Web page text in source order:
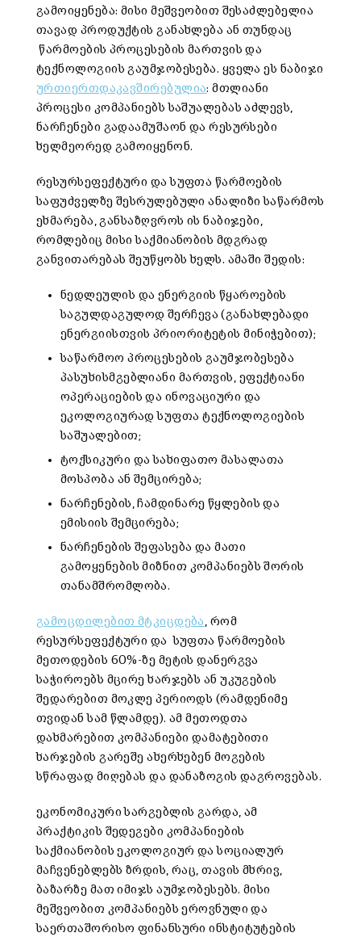
გამოიყენება: მისი მეშვეობით შესაძლებელია
თავად პროდუქტის განახლება ან თუნდაც
წარმოების პროცესების მართვის და
ტექნოლოგიის გაუმჯობესება. ყველა ეს ნაბიჯი
ურთიერთდაკავშირებულია: მთლიანი
პროცესი კომპანიებს საშუალებას აძლევს,
ნარჩენები გადაამუშაონ და რესურსები
ხელმეორედ გამოიყენონ.
რესურსეფექტური და სუფთა წარმოების
საფუძველზე შესრულებული ანალიზი საწარმოს
ეხმარება, განსაზღვროს ის ნაბიჯები,
რომლებიც მისი საქმიანობის მდგრად
განვითარებას შეუწყობს ხელს. ამაში შედის:
ნედლეულის და ენერგიის წყაროების
საგულდაგულოდ შერჩევა (განახლებადი
ენერგიისთვის პრიორიტეტის მინიჭებით);
საწარმოო პროცესების გაუმჯობესება
პასუხისმგებლიანი მართვის, ეფექტიანი
ოპერაციების და ინოვაციური და
ეკოლოგიურად სუფთა ტექნოლოგიების
საშუალებით;
ტოქსიკური და სახიფათო მასალათა
მოსპობა ან შემცირება;
ნარჩენების, ჩამდინარე წყლების და
ემისიის შემცირება;
ნარჩენების შეფასება და მათი
გამოყენების მიზნით კომპანიებს შორის
თანამშრომლობა.
გამოცდილებით მტკიცდება , რომ
რესურსეფექტური და სუფთა წარმოების
მეთოდების 60%-ზე მეტის დანერგვა
საჭიროებს მცირე ხარჯებს ან უკუგების
შედარებით მოკლე პერიოდს (რამდენიმე
თვიდან სამ წლამდე). ამ მეთოდთა
დახმარებით კომპანიები დამატებითი
ხარჯების გარეშე ახერხებენ მოგების
სწრაფად მიღებას და დანაზოგის დაგროვებას.
ეკონომიკური სარგებლის გარდა, ამ
პრაქტიკის შედეგები კომპანიების
საქმიანობის ეკოლოგიურ და სოციალურ
მაჩვენებლებს ზრდის, რაც, თავის მხრივ,
ბაზარზე მათ იმიჯს აუმჯობესებს. მისი
მეშვეობით კომპანიებს ეროვნული და
საერთაშორისო ფინანსური ინსტიტუტების